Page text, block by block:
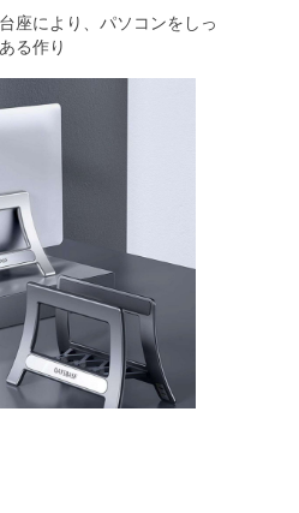
座により、パソコンをしっ
る作り